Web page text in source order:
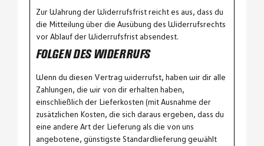
Zur Wahrung der Widerrufsfrist reicht es aus, dass du
die Mitteilung über die Ausübung des Widerrufsrechts
vor Ablauf der Widerrufsfrist absendest.
FOLGEN DES WIDERRUFS
Wenn du diesen Vertrag widerrufst, haben wir dir alle
Zahlungen, die wir von dir erhalten haben,
einschließlich der Lieferkosten (mit Ausnahme der
zusätzlichen Kosten, die sich daraus ergeben, dass du
eine andere Art der Lieferung als die von uns
angebotene, günstigste Standardlieferung gewählt